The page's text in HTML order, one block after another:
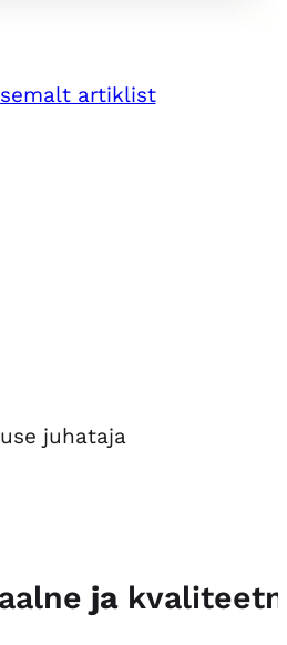
artiklist
juhataja
ja